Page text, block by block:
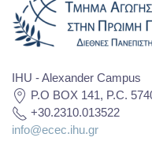
IHU - Alexander Campus
P.O BOX 141, P.C.
+30.2310.013522
info@ecec.ihu.gr